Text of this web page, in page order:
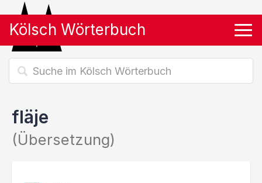
Kölsch Wörterbuch
fläje
(Übersetzung)